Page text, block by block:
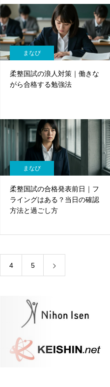
まなび
柔整国試の浪人対策｜働きな
がら合格する勉強法
まなび
柔整国試の合格発表前日｜フ
ライングはある？当日の確認
方法と過ごし方
4 5